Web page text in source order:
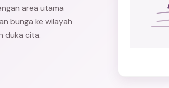
area utama
bunga ke wilayah
duka cita.